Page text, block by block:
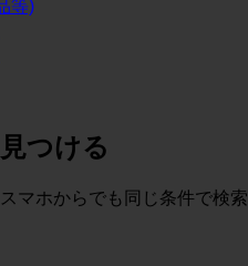
等)
つける
マホからでも同じ条件で検索